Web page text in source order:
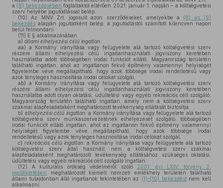
a (8) bekezdésében foglaltaktól eltérően 2021. január 1. napján – a költségvetési
szerv helyébe jogutódlással belép.
(10) Az MNV Zrt. jogosult azon szerződéseket, amelyekbe a (8) és (9)
bekezdés alapján jogutódként belép, a jogutódlástól számított kilencven napon
belül felmondani.
(11) E § alkalmazásában
a) állami elhelyezési célú ingatlan:
aa) a Kormány irányítása vagy felügyelete alá tartozó költségvetési szerv
részére állami elhelyezési célú ingatlanhasználati jogviszony keretében
használatba adott többségében irodai funkciót ellátó, Magyarország területén
található ingatlan, ahol az ingatlanon fekvő építmény valamennyi helyiségét
figyelembe véve megállapítható, hogy azok többsége irodai rendeltetésű vagy
azok tényleges hasznosítása irodai célokat szolgál,
ab) a Kormány irányítása vagy felügyelete alá tartozó költségvetési szerv
részére állami elhelyezési célú ingatlanhasználati jogviszony keretében
használatba adott olyan oktatási, üdültetési vagy egyéb rekreációs célt szolgáló,
Magyarország területén található ingatlan, amely nem a költségvetési szerv
szakmai alapfeladataként meghatározott tevékenység ellátását biztosítja,
b) elhelyezési célú ingatlan: a Kormány irányítása vagy felügyelete alá tartozó
költségvetési szerv munkaszervezetének elhelyezését szolgáló, többségében
irodai funkciót ellátó ingatlan, ahol az ingatlanon fekvő építmény valamennyi
helyiségét figyelembe véve megállapítható, hogy azok többsége irodai
rendeltetésű vagy azok tényleges hasznosítása irodai célokat szolgál,
c) rekreációs célú ingatlan: a Kormány irányítása vagy felügyelete alá tartozó
költségvetési szerv által használt, nem a költségvetési szerv szakmai
alapfeladataként meghatározott tevékenység ellátásához szükséges oktatási,
üdültetési vagy egyéb rekreációs célt szolgáló ingatlan.
(12) A kulturális örökség védelméről szóló 2001. évi LXIV. törvény 2.
mellékletében meghatározott kiemelt nemzeti emlékhely területén található
állami tulajdonban álló ingatlanok tekintetében az (1)–(10) bekezdéstnem kell
alkalmazni.